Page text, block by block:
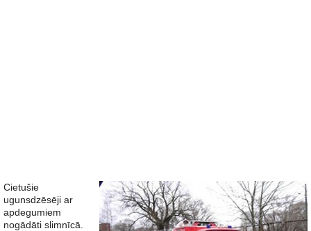
Cietušie
ugunsdzēsēji ar
apdegumiem
nogādāti slimnīcā.